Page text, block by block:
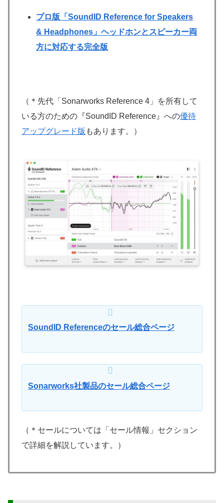
プロ版「SoundID Reference for Speakers
& Headphones」ヘッドホンとスピーカー両
方に対応する完全版
（＊先代「Sonarworks Reference 4」を所有して
いる方のための『SoundID Reference』への優待
アップグレード版 もあります。）
SoundID Referenceのセール総合ページ
Sonarworks社製品のセール総合ページ
（＊セールについては「セール情報」セクション
で詳細を解説しています。）